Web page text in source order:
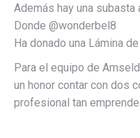
Además hay una
Donde @wonderbel8
Ha donado una Lámina
Para el equipo de
un honor contar con dos
profesional tan